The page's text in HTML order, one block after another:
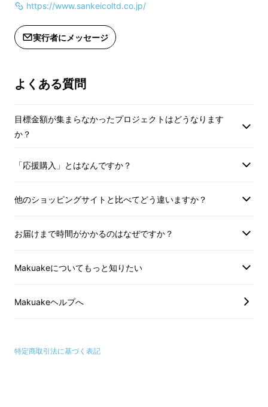
https://www.sankeicoltd.co.jp/
実行者にメッセージ
よくある質問
目標金額が集まらなかったプロジェクトはどうなります
か？
「応援購入」とはなんですか？
他のショッピングサイトと比べてどう違いますか？
お届けまで時間がかかるのはなぜですか？
Makuakeについてもっと知りたい
Makuakeヘルプへ
特定商取引法に基づく表記